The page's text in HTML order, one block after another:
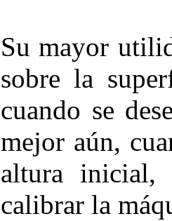
Su mayor
sobre la
cuando se
mejor aún,
altura inicial,
calibrar la